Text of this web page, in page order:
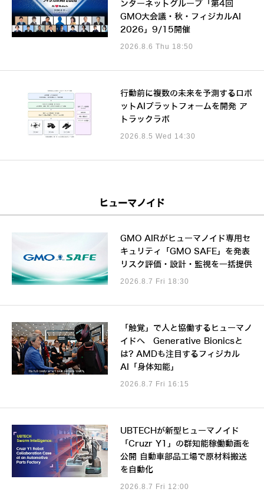
ンターネットグループ「第4回
GMO大会議・秋・フィジカルAI
2026」9/15開催
2026.8.6 Thu 18:50
行動前に複数の未来を予測するロボ
ットAIプラットフォームを開発 ア
トラックラボ
2026.8.5 Wed 14:30
ヒューマノイド
GMO AIRがヒューマノイド専用セ
キュリティ「GMO SAFE」を発表
リスク評価・設計・監視を一括提供
2026.8.7 Fri 18:30
「触覚」で人と協働するヒューマノ
イドへ Generative Bionicsと
は? AMDも注目するフィジカル
AI「身体知能」
2026.8.7 Fri 16:15
UBTECHが新型ヒューマノイド
「Cruzr Y1」の群知能稼働動画を
公開 自動車部品工場で原材料搬送
を自動化
2026.8.7 Fri 12:00